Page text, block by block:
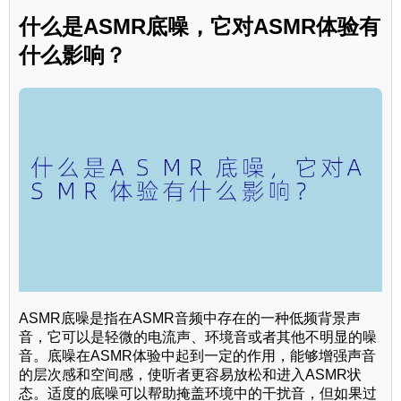
什么是ASMR底噪，它对ASMR体验有
什么影响？
ASMR底噪是指在ASMR音频中存在的一种低频背景声
音，它可以是轻微的电流声、环境音或者其他不明显的噪
音。底噪在ASMR体验中起到一定的作用，能够增强声音
的层次感和空间感，使听者更容易放松和进入ASMR状
态。适度的底噪可以帮助掩盖环境中的干扰音，但如果过